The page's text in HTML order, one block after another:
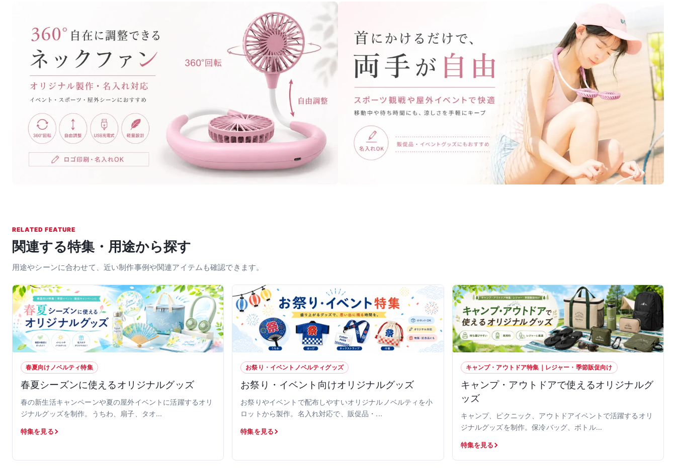
RELATED FEATURE
関連する特集・用途から探す
用途やシーンに合わせて、近い制作事例や関連アイテムも確認できます。
春夏向けノベルティ特集
春夏シーズンに使えるオリジナルグッズ
春の新生活キャンペーンや夏の屋外イベントに活躍するオリ
ジナルグッズを制作。うちわ、扇子、タオ...
特集を見る
お祭り・イベントノベルティグッズ
お祭り・イベント向けオリジナルグッズ
お祭りやイベントで配布しやすいオリジナルノベルティを小
ロットから製作。名入れ対応で、販促品・...
特集を見る
キャンプ・アウトドア特集｜レジャー・季節販促向け
キャンプ・アウトドアで使えるオリジナルグ
ッズ
キャンプ、ピクニック、アウトドアイベントで活躍するオリ
ジナルグッズを制作。保冷バッグ、ボトル...
特集を見る